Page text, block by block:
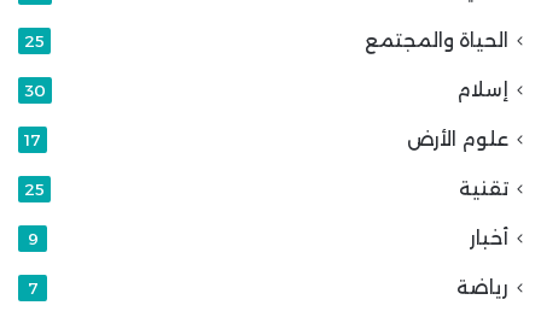
الحياة والمجتمع 25
إسلام 30
علوم الأرض 17
تقنية 25
أخبار 9
رياضة 7